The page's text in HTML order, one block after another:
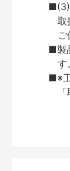
■(3)
取
ご
■製
す
■※